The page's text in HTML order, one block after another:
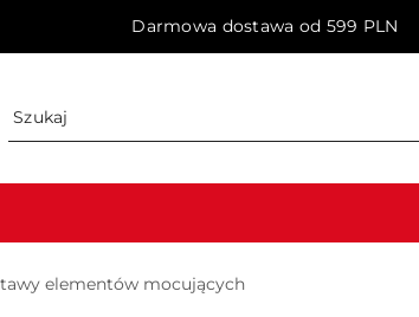
Darmowa dostawa od 599 PLN
elementów mocujących